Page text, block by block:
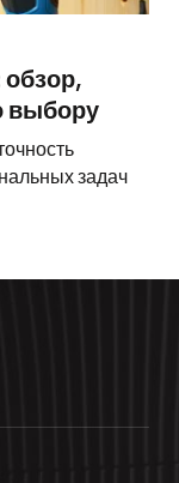
выбору
задач